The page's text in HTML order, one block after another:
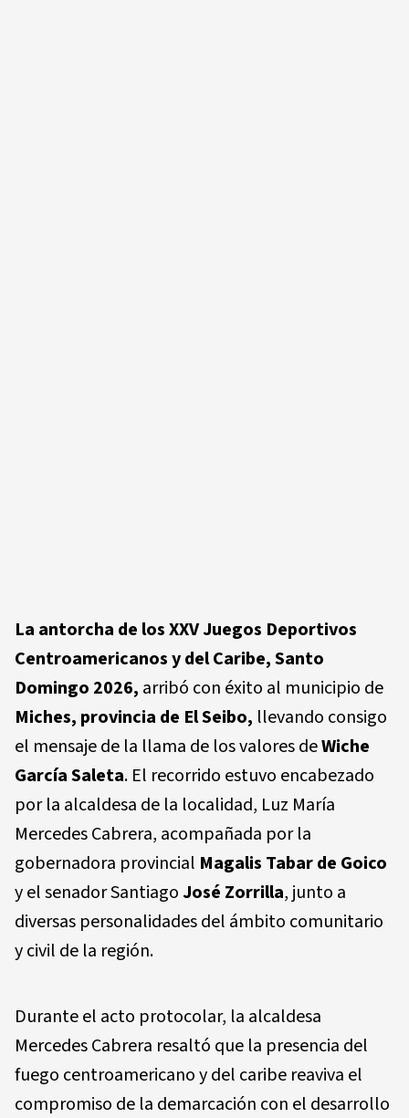
La antorcha de los XXV Juegos Deportivos
Centroamericanos y del Caribe, Santo
Domingo 2026, arribó con éxito al municipio de
Miches, provincia de El Seibo, llevando consigo
el mensaje de la llama de los valores deWiche
García Saleta. El recorrido estuvo encabezado
por la alcaldesa de la localidad, Luz María
Mercedes Cabrera, acompañada por la
gobernadora provincial Magalis Tabar de Goico
y el senador SantiagoJosé Zorrilla, junto a
diversas personalidades del ámbito comunitario
y civil de la región.
Durante el acto protocolar, la alcaldesa
Mercedes Cabrera resaltó que la presencia del
fuego centroamericano y del caribe reaviva el
compromiso de la demarcación con el desarrollo